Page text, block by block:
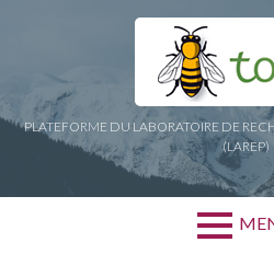
PLATEFORME DU LABORATOIRE DE
(LAREP)